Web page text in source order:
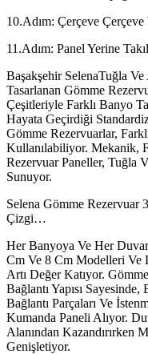
10.Adım: Çerçeve
11.Adım: Panel Yerine
Başakşehir SelenaTuğla
Tasarlanan Gömme
Çeşitleriyle Farklı Banyo
Hayata Geçirdiği
Gömme Rezervuarlar,
Kullanılabiliyor. Mekanik,
Rezervuar Paneller, Tuğla
Sunuyor.
Selena Gömme Rezervuar
Çizgi…
Her Banyoya Ve Her
Cm Ve 8 Cm Modelleri Ve
Artı Değer Katıyor.
Bağlantı Yapısı
Bağlantı Parçaları Ve
Kumanda Paneli Alıyor.
Alanından Kazandırırken
Genişletiyor.